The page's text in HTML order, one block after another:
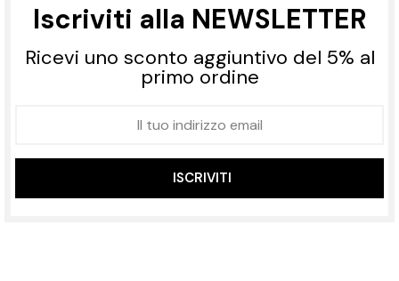
Iscriviti alla NEWSLETTER
Ricevi uno sconto aggiuntivo del 5% al
primo ordine
ISCRIVITI